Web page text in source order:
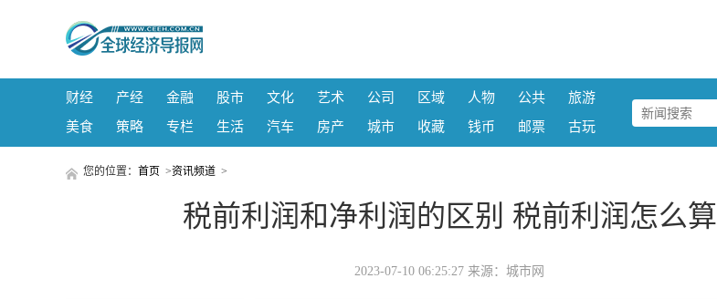
财经 产经 金融 股市 文化 艺术 公司 区域 人物 公共
旅游
美食
策略 专栏 生活 汽车 房产 城市 收藏 钱币 邮票 古玩
您的位置： 首页 >资讯频道 >
税前利润和净利润的区别 税前利润怎么算
2023-07-10 06:25:27 来源：城市网